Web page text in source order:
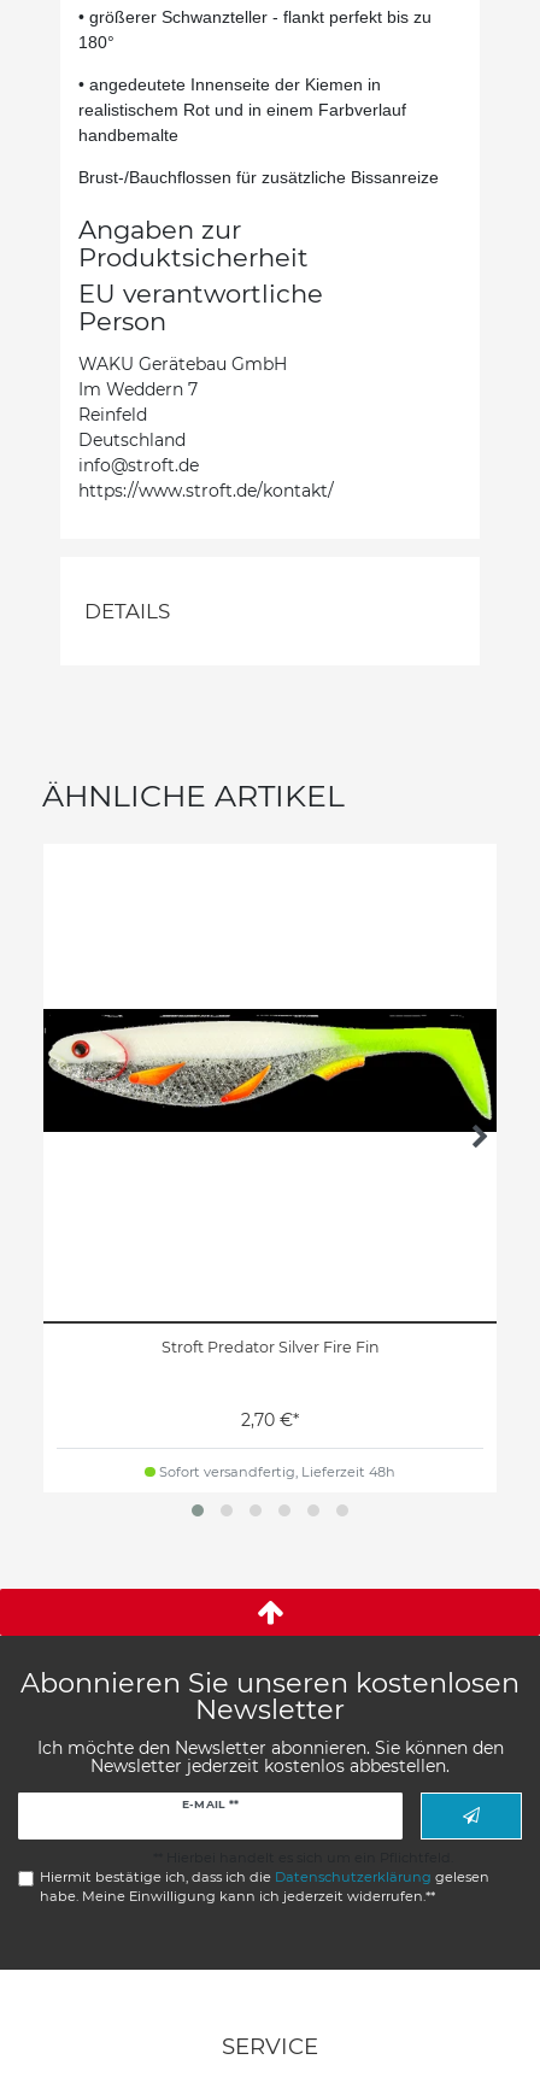
• größerer Schwanzteller - flankt perfekt bis zu
180°
• angedeutete Innenseite der Kiemen in
realistischem Rot und in einem Farbverlauf
handbemalte
Brust-/Bauchflossen für zusätzliche Bissanreize
Angaben zur
Produktsicherheit
EU verantwortliche
Person
WAKU Gerätebau GmbH
Im Weddern 7
Reinfeld
Deutschland
info@stroft.de
https://www.stroft.de/kontakt/
DETAILS
ÄHNLICHE ARTIKEL
Stroft Predator Silver Fire Fin
2,70 €*
Sofort versandfertig, Lieferzeit 48h
Abonnieren Sie unseren kostenlosen
Newsletter
Ich möchte den Newsletter abonnieren. Sie können den
Newsletter jederzeit kostenlos abbestellen.
E-MAIL **
Hiermit bestätige ich, dass ich die Daten­schutz­erklärung gelesen
habe. Meine Einwilligung kann ich jederzeit widerrufen.**
SERVICE